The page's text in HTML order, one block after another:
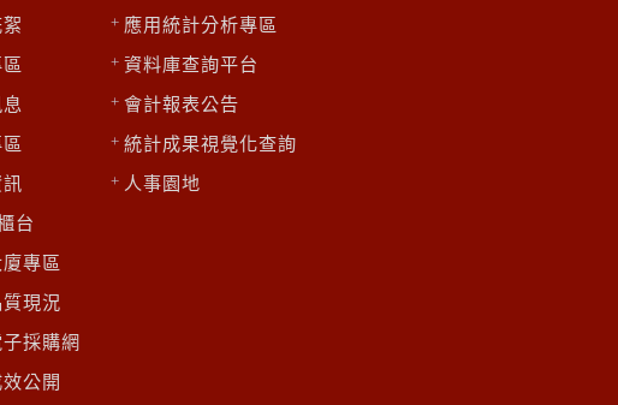
台
專區
現況
採購網
公開
應用統計分析專區
資料庫查詢平台
會計報表公告
統計成果視覺化查詢
人事園地